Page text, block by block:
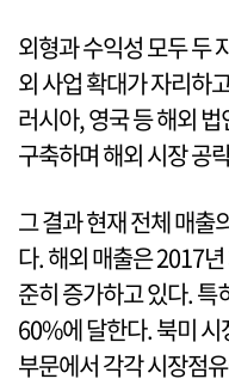
외형과 수익성 모두 두
외 사업 확대가 자리하
러시아, 영국 등 해외
구축하며 해외 시장 공
그 결과 현재 전체 매출
다. 해외 매출은 2017
준히 증가하고 있다. 특
60%에 달한다. 북미
부문에서 각각 시장점